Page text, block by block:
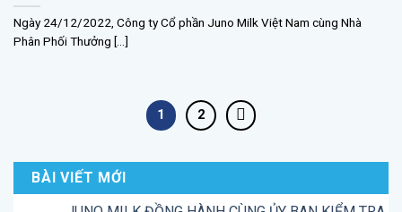
Ngày 24/12/2022, Công ty Cổ phần Juno Milk Việt Nam cùng Nhà
Phân Phối Thưởng [...]
1 2
BÀI VIẾT MỚI